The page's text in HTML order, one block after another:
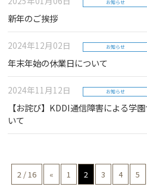
お知らせ
新年のご挨拶
2024年12月02日 お知らせ
年末年始の休業日について
2024年11月12日 お知らせ
【お詫び】KDDI通信障害による学
いて
2 / 16 « 1 2 3 4 5